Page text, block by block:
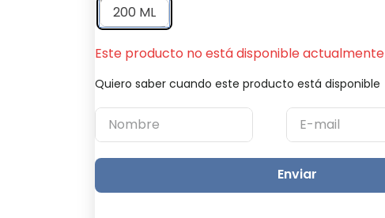
200 ML
Este producto no está disponible actualmente
Quiero saber cuando este producto está disponible
Enviar